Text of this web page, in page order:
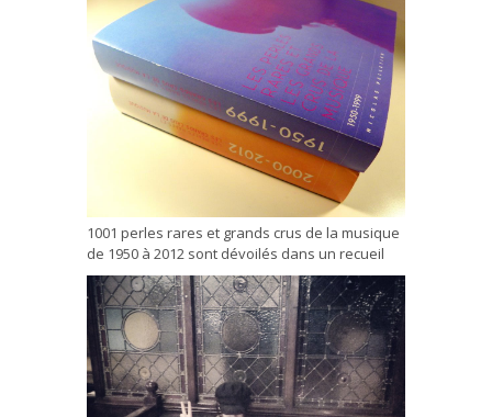
1001 perles rares et grands crus de la musique
de 1950 à 2012 sont dévoilés dans un recueil